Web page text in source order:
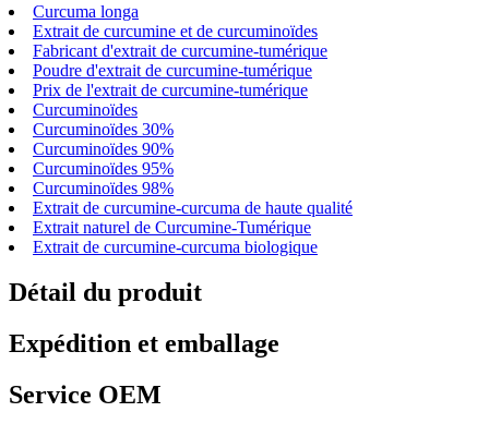
Curcuma longa
Extrait de curcumine et de curcuminoïdes
Fabricant d'extrait de curcumine-tumérique
Poudre d'extrait de curcumine-tumérique
Prix ​​de l'extrait de curcumine-tumérique
Curcuminoïdes
Curcuminoïdes 30%
Curcuminoïdes 90%
Curcuminoïdes 95%
Curcuminoïdes 98%
Extrait de curcumine-curcuma de haute qualité
Extrait naturel de Curcumine-Tumérique
Extrait de curcumine-curcuma biologique
Détail du produit
Expédition et emballage
Service OEM